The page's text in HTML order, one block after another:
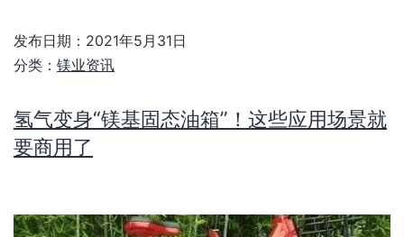
发布日期： 2021年5月31日
分类： 镁业资讯
氢气变身“镁基固态油箱”！这些应用场景就
要商用了